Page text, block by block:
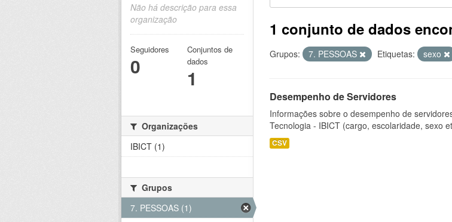
1 conjunto de dados
Grupos: 7. PESSOAS Etiquetas: sexo
Desempenho de Servidores
Informações sobre o desempenho de
Tecnologia - IBICT (cargo, escolaridade, sexo
CSV
Não há descrição para essa
organização
Seguidores
0
Conjuntos de
dados
1
Organizações
IBICT (1)
Grupos
7. PESSOAS (1)